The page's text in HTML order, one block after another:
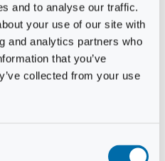
and to analyse our traffic.
your use of our site with
and analytics partners who
that you’ve
collected from your use